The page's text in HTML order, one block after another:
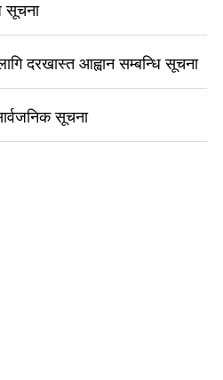
सूचना
दरखास्त आह्वान सम्बन्धि सूचना
सूचना